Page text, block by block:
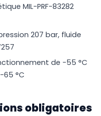
MIL-PRF-83282
207 bar, fluide
de -55 °C
65 °C
obligatoires